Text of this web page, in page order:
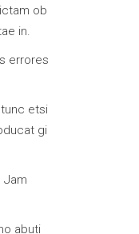
ob
in.
errores
etsi
gi
Jam
abuti